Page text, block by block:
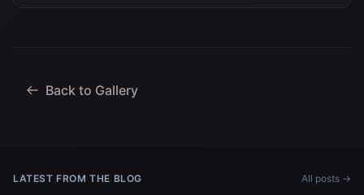
Back to Gallery
LATEST FROM THE BLOG All posts →